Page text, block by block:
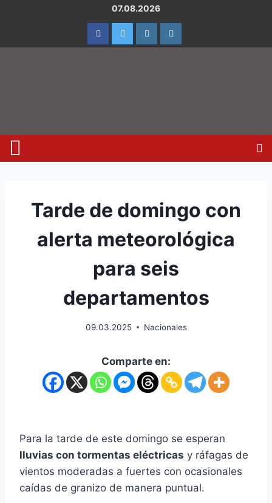
07.08.2026
Tarde de domingo con
alerta meteorológica
para seis
departamentos
09.03.2025 Nacionales
Comparte en:
Para la tarde de este domingo se esperan
lluvias con tormentas eléctricas y ráfagas de
vientos moderadas a fuertes con ocasionales
caídas de granizo de manera puntual.